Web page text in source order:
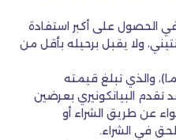
الحصول على أكبر استفادة
ولا يقبل برحيله بأقل من
كوفاسيتش (٢٣ عاما)، والذي تبلغ قيمته
يورو، فقد تقدم البيانكونيري بعرضين
عن طريق الشراء أو
في الشراء.